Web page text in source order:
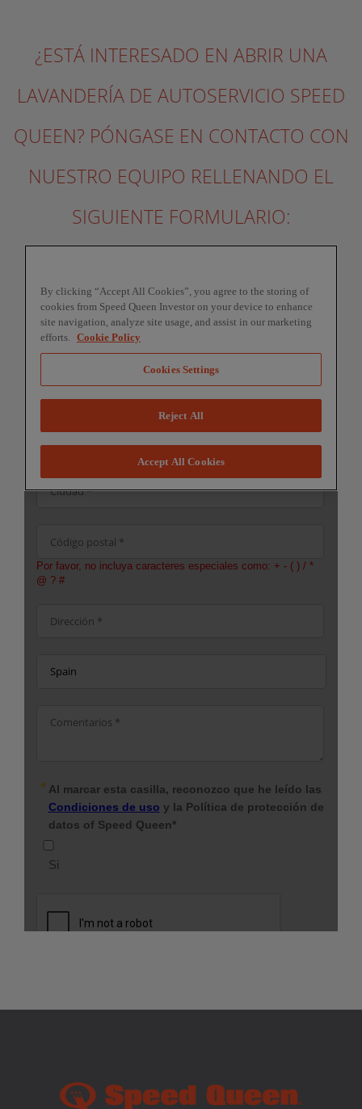
¿ESTÁ INTERESADO EN ABRIR UNA
LAVANDERÍA DE AUTOSERVICIO SPEED
QUEEN? PÓNGASE EN CONTACTO CON
NUESTRO EQUIPO RELLENANDO EL
SIGUIENTE FORMULARIO: